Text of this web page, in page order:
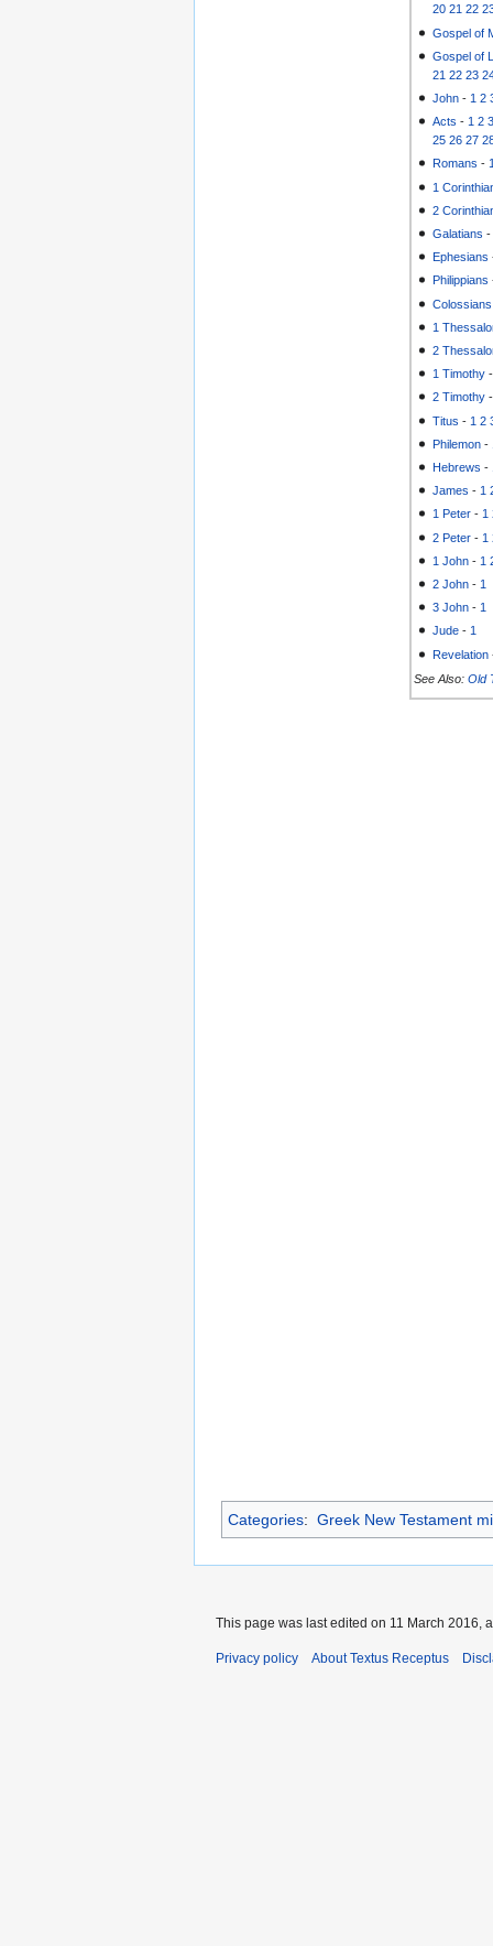
20 21 22
Gospel of
Gospel of
21 22 23
John - 1 2
Acts - 1 2
25 26 27
Romans -
1
2
Galatians
Ephesians
Philippians
Colossians
1
2
1 Timothy
2 Timothy
Titus - 1 2
Philemon -
Hebrews -
James - 1
1 Peter - 1
2 Peter - 1
1 John - 1
2 John - 1
3 John - 1
Jude - 1
Revelation
See Also: Old
Categories: Greek New Testament
This page was last edited on 11 March 2016,
Privacy policy About Textus Receptus